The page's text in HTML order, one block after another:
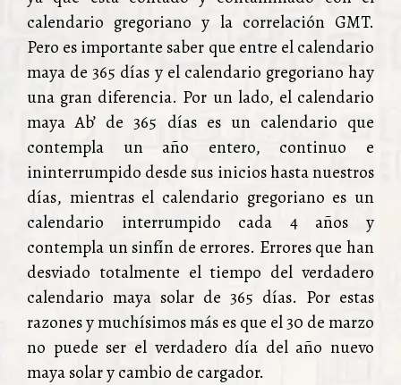
calendario gregoriano y la correlación GMT.
Pero es importante saber que entre el calendario
maya de 365 días y el calendario gregoriano hay
una gran diferencia. Por un lado, el calendario
maya Ab’ de 365 días es un calendario que
contempla un año entero, continuo e
ininterrumpido desde sus inicios hasta nuestros
días, mientras el calendario gregoriano es un
calendario interrumpido cada 4 años y
contempla un sinfín de errores. Errores que han
desviado totalmente el tiempo del verdadero
calendario maya solar de 365 días. Por estas
razones y muchísimos más es que el 30 de marzo
no puede ser el verdadero día del año nuevo
maya solar y cambio de cargador.